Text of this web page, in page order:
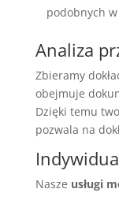
podobnych
Analiza
Zbieramy
obejmuje
Dzięki temu
pozwala na
Nasze usługi